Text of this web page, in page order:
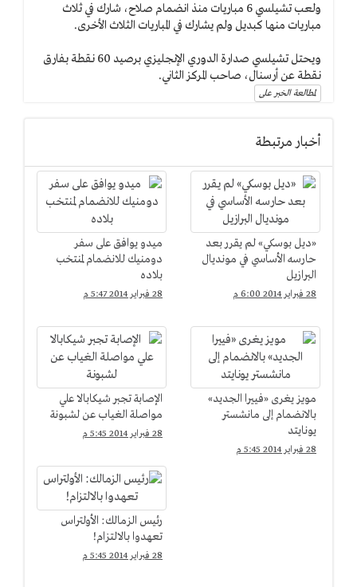
ولعب تشيلسي 6 مباريات منذ انضمام صلاح، شارك في ثلاث
مباريات منها كبديل ولم يشارك في المباريات الثلاث الأخرى.
ويحتل تشيلسي صدارة الدوري الإنجليزي برصيد 60 نقطة بفارق
نقطة عن أرسنال، صاحب المركز الثاني.
لمطالعة الخبر على
أخبار مرتبطة
«ديل بوسكي» لم يقرر بعد
حارسه الأساسي في مونديال
البرازيل
28 فبراير 2014 6:00 م
ميدو يوافق على سفر
دومنيك للانضمام لمنتخب
بلاده
28 فبراير 2014 5:47 م
مويز يغرى «فييرا الجديد»
بالانضمام إلى مانشستر
يونايتد
28 فبراير 2014 5:45 م
الإصابة تجبر شيكابالا علي
مواصلة الغياب عن لشبونة
28 فبراير 2014 5:45 م
رئيس الزمالك: الأولتراس
تعهدوا بالالتزام!
28 فبراير 2014 5:45 م